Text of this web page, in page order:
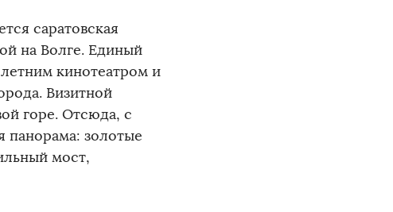
саратовская
на Волге. Единый
кинотеатром и
Визитной
горе. Отсюда, с
панорама: золотые
мост,